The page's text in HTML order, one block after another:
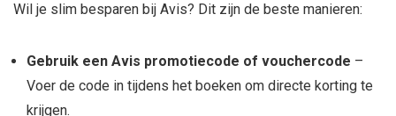
Wil je slim besparen bij Avis? Dit zijn de beste manieren:
Gebruik een Avis promotiecode of vouchercode –
Voer de code in tijdens het boeken om directe korting te
krijgen.